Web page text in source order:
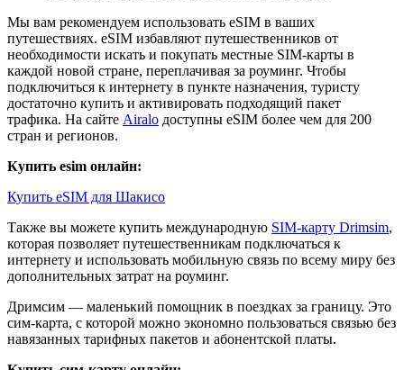
Мы вам рекомендуем использовать eSIM в ваших
путешествиях. eSIM избавляют путешественников от
необходимости искать и покупать местные SIM-карты в
каждой новой стране, переплачивая за роуминг. Чтобы
подключиться к интернету в пункте назначения, туристу
достаточно купить и активировать подходящий пакет
трафика. На сайте Airalo доступны eSIM более чем для 200
стран и регионов.
Купить esim онлайн:
Купить eSIM для Шакисо
Также вы можете купить международную SIM-карту Drimsim,
которая позволяет путешественникам подключаться к
интернету и использовать мобильную связь по всему миру без
дополнительных затрат на роуминг.
Дримсим — маленький помощник в поездках за границу. Это
сим-карта, с которой можно экономно пользоваться связью без
навязанных тарифных пакетов и абонентской платы.